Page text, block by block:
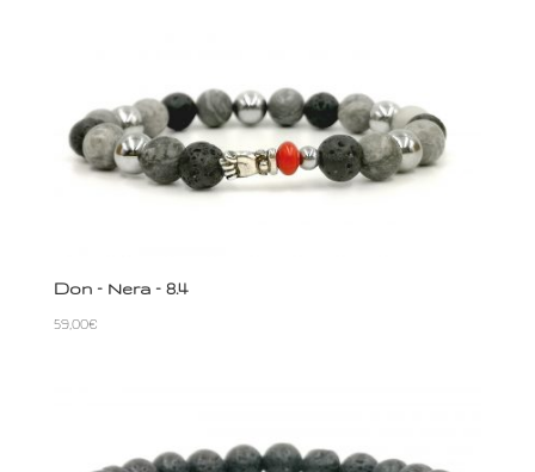
Don – Nera – 8.4
59,00€